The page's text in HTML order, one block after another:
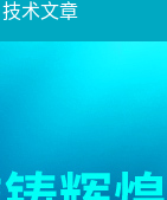
技术文章